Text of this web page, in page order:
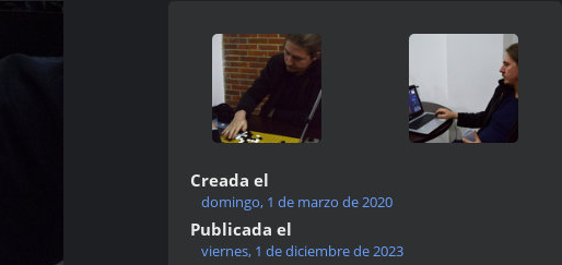
Creada el
domingo, 1 de marzo de 2020
Publicada el
viernes, 1 de diciembre de 2023